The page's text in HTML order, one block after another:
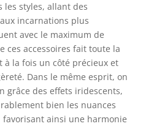
les styles, allant des
incarnations plus
avec le maximum de
ces accessoires fait toute la
la fois un côté précieux et
Dans le même esprit, on
grâce des effets iridescents,
bien les nuances
favorisant ainsi une harmonie